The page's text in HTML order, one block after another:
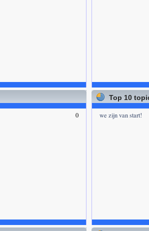
0
Top 10
we zijn van start!